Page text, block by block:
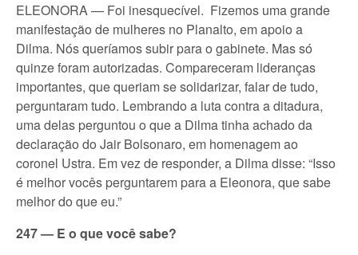
ELEONORA — Foi inesquecível. Fizemos uma grande
manifestação de mulheres no Planalto, em apoio a
Dilma. Nós queríamos subir para o gabinete. Mas só
quinze foram autorizadas. Compareceram lideranças
importantes, que queriam se solidarizar, falar de tudo,
perguntaram tudo. Lembrando a luta contra a ditadura,
uma delas perguntou o que a Dilma tinha achado da
declaração do Jair Bolsonaro, em homenagem ao
coronel Ustra. Em vez de responder, a Dilma disse: “Isso
é melhor vocês perguntarem para a Eleonora, que sabe
melhor do que eu.”
247 — E o que você sabe?